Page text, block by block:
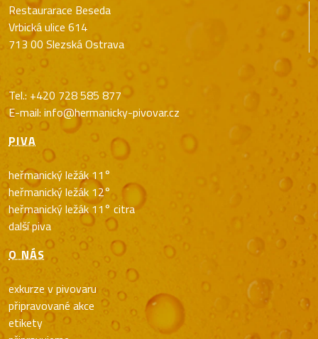
Restaurarace Beseda
Vrbická ulice 614
713 00 Slezská Ostrava
Tel.: +420 728 585 877
E-mail: info@hermanicky-pivovar.cz
PIVA
heřmanický ležák 11°
heřmanický ležák 12°
heřmanický ležák 11° citra
další piva
O NÁS
exkurze v pivovaru
připravované akce
etikety